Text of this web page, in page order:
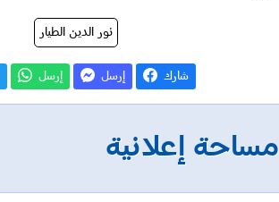
نور الدين الطيار
شارك إرسل إرسل
مساحة إعلانية